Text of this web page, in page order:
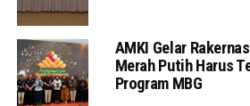
AMKI Gelar
Merah Putih Harus
Program MBG